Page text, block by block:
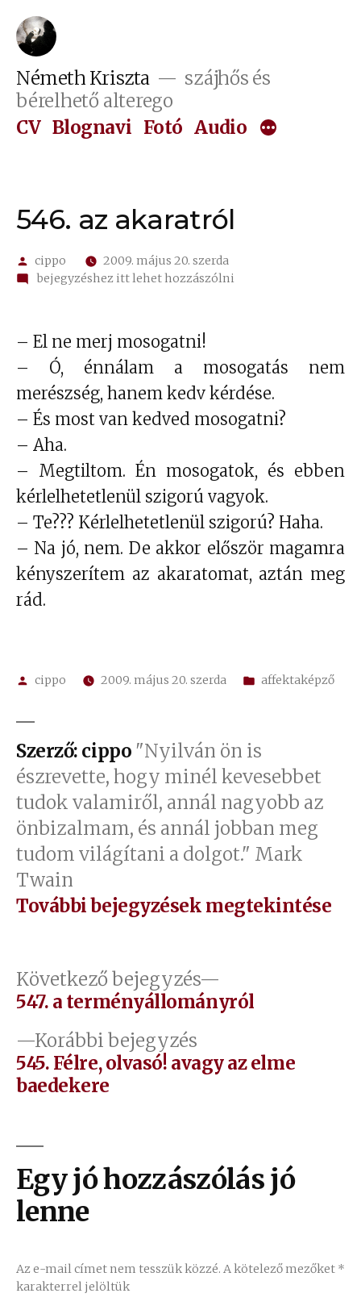
Tartalomhoz
Németh Kriszta
szájhős és
bérelhető alterego
CV Blognavi Fotó Audio
546. az akaratról
Szerző:
cippo
2009. május 20. szerda
on
akaratról
bejegyzéshez itt lehet hozzászólni
– El ne merj mosogatni!
– Ó, énnálam a mosogatás nem
merészség, hanem kedv kérdése.
– És most van kedved mosogatni?
– Aha.
– Megtiltom. Én mosogatok, és ebben
kérlelhetetlenül szigorú vagyok.
– Te??? Kérlelhetetlenül szigorú? Haha.
– Na jó, nem. De akkor először magamra
kényszerítem az akaratomat, aztán meg
rád.
Szerző:
cippo 2009. május 20. szerda Kategória:
affektaképző
Szerző: cippo "Nyilván ön is
észrevette, hogy minél kevesebbet
tudok valamiről, annál nagyobb az
önbizalmam, és annál jobban meg
tudom világítani a dolgot." Mark
Twain
További bejegyzések megtekintése
Bejegyzés
navigáció
Korábbi bejegyzés
bejegyzés:
545. Félre, olvasó! avagy az elme
baedekere
Következő bejegyzés
bejegyzés:
547. a terményállományról
Egy jó hozzászólás jó
lenne
Az e-mail címet nem tesszük közzé. A kötelező mezőket *
karakterrel jelöltük